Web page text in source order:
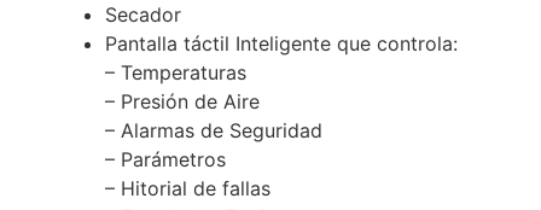
Secador
Pantalla táctil Inteligente que controla:
– Temperaturas
– Presión de Aire
– Alarmas de Seguridad
– Parámetros
– Hitorial de fallas